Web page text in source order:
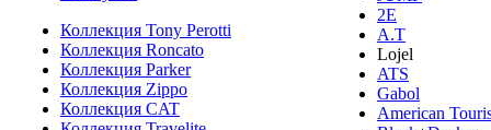
Коллекция Tony Perotti
Коллекция Roncato
Коллекция Parker
Коллекция Zippo
Коллекция CAT
2E
A.T
Lojel
ATS
Gabol
American